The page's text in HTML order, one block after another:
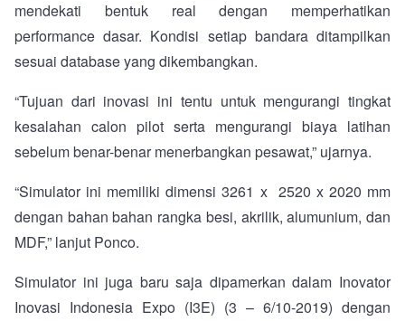
mendekati bentuk real dengan memperhatikan
performance dasar. Kondisi setiap bandara ditampilkan
sesuai database yang dikembangkan.
“Tujuan dari inovasi ini tentu untuk mengurangi tingkat
kesalahan calon pilot serta mengurangi biaya latihan
sebelum benar-benar menerbangkan pesawat,” ujarnya.
“Simulator ini memiliki dimensi 3261 x 2520 x 2020 mm
dengan bahan bahan rangka besi, akrilik, alumunium, dan
MDF,” lanjut Ponco.
Simulator ini juga baru saja dipamerkan dalam Inovator
Inovasi Indonesia Expo (I3E) (3 – 6/10-2019) dengan